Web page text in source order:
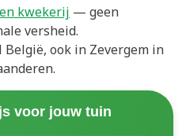
kwekerij — geen
versheid.
België, ook in Zevergem in
voor jouw tuin